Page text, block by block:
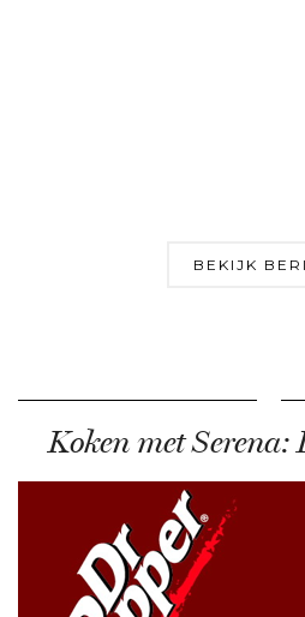
BEKIJK
Koken met Serena: